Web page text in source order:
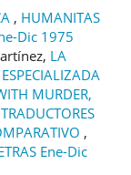
, HUMANITAS
Dic 1975
LA
MURDER,
,
Ene-Dic